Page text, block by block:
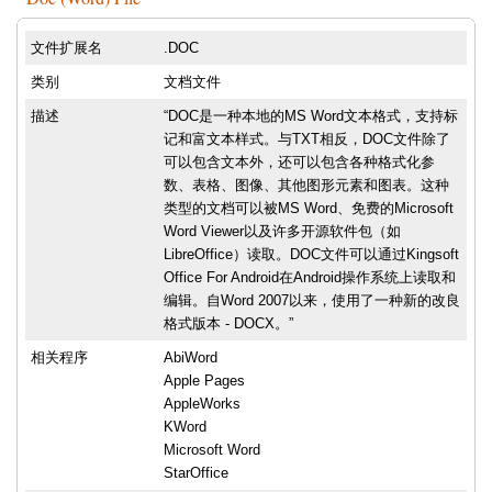
文件扩展名 .DOC
类别 文档文件
描述
“DOC是一种本地的MS Word文本格式，支持标
记和富文本样式。与TXT相反，DOC文件除了
可以包含文本外，还可以包含各种格式化参
数、表格、图像、其他图形元素和图表。这种
类型的文档可以被MS Word、免费的Microsoft
Word Viewer以及许多开源软件包（如
LibreOffice）读取。DOC文件可以通过Kingsoft
Office For Android在Android操作系统上读取和
编辑。自Word 2007以来，使用了一种新的改良
格式版本 - DOCX。”
相关程序
AbiWord
Apple Pages
AppleWorks
KWord
Microsoft Word
StarOffice